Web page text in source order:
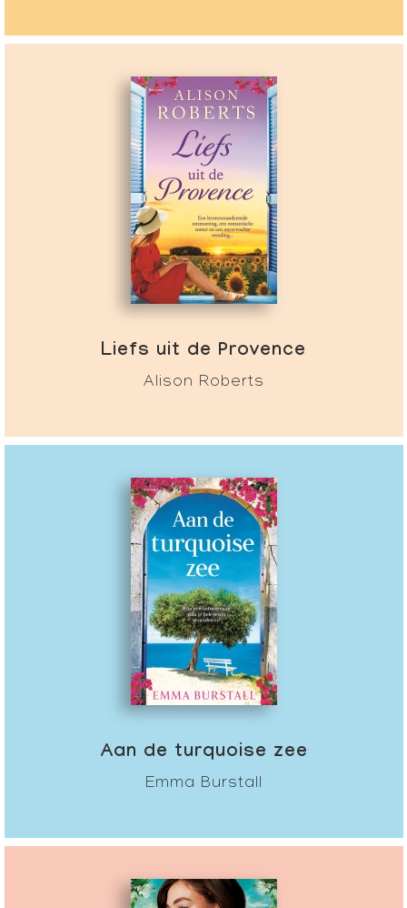
Liefs uit de Provence
Alison Roberts
Aan de turquoise zee
Emma Burstall